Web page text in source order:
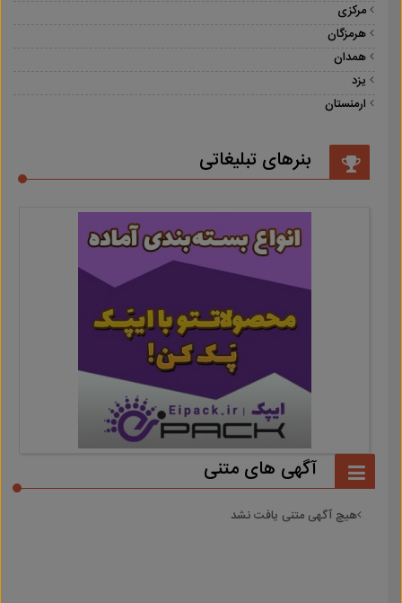
مرکزی
هرمزگان
همدان
یزد
ارمنستان
بنرهای تبلیغاتی
آگهی های متنی
هیچ آگهی متنی یافت نشد